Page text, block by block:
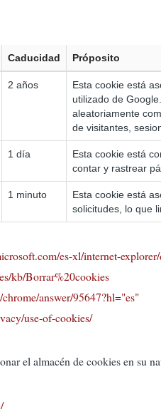
Caducidad Próposito
2 años
Esta cookie está
utilizado de
aleatoriamente
de visitantes,
1 día
Esta cookie está
contar y rastrear
1 minuto
Esta cookie está
solicitudes, lo que
es-xl/internet-
kb/Borrar%20cookies
answer/95647?hl="es"
use-of-cookies/
el almacén de cookies en su